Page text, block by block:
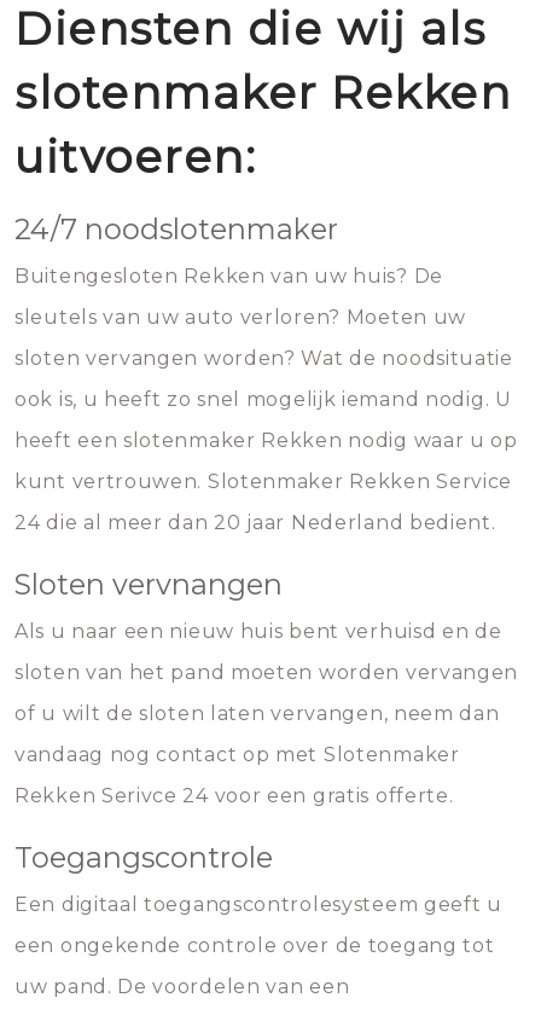
Diensten die wij als
slotenmaker Rekken
uitvoeren:
24/7 noodslotenmaker
Buitengesloten Rekken van uw huis? De
sleutels van uw auto verloren? Moeten uw
sloten vervangen worden? Wat de noodsituatie
ook is, u heeft zo snel mogelijk iemand nodig. U
heeft een slotenmaker Rekken nodig waar u op
kunt vertrouwen. Slotenmaker Rekken Service
24 die al meer dan 20 jaar Nederland bedient.
Sloten vervnangen
Als u naar een nieuw huis bent verhuisd en de
sloten van het pand moeten worden vervangen
of u wilt de sloten laten vervangen, neem dan
vandaag nog contact op met Slotenmaker
Rekken Serivce 24 voor een gratis offerte.
Toegangscontrole
Een digitaal toegangscontrolesysteem geeft u
een ongekende controle over de toegang tot
uw pand. De voordelen van een